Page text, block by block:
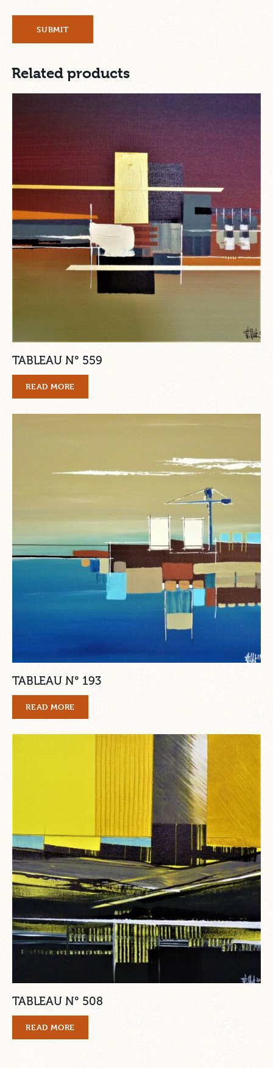
Related products
TABLEAU N° 559
READ MORE
TABLEAU N° 193
READ MORE
TABLEAU N° 508
READ MORE